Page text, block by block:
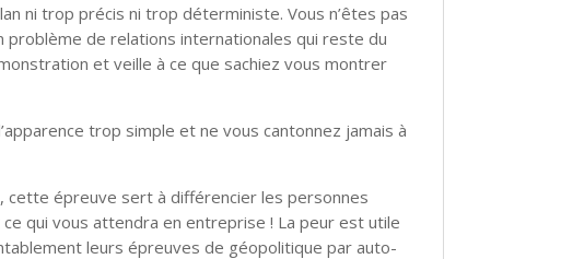
ni trop précis ni trop déterministe. Vous n’êtes pas
de relations internationales qui reste du
et veille à ce que sachiez vous montrer
trop simple et ne vous cantonnez jamais à
cette épreuve sert à différencier les personnes
qui vous attendra en entreprise ! La peur est utile
leurs épreuves de géopolitique par auto-